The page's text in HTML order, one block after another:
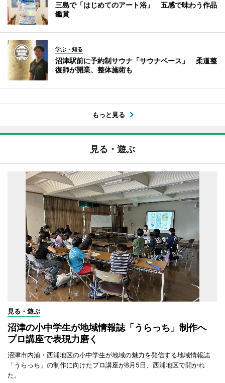
三島で「はじめてのアート浴」 五感で味わう作品
鑑賞
学ぶ・知る
沼津駅前に予約制サウナ「サウナベース」 柔道整
復師が開業、整体施術も
もっと見る
見る・遊ぶ
見る・遊ぶ
沼津の小中学生が地域情報誌「うらっち」制作へ
プロ講座で表現力磨く
沼津市内浦・西浦地区の小中学生が地域の魅力を発信する地域情報誌
「うらっち」の制作に向けたプロ講座が8月5日、西浦地区で開かれ
た。